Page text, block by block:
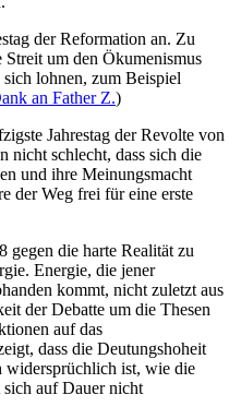
der Reformation an. Zu
um den Ökumenismus
lohnen, zum Beispiel
an Father Z.)
Jahrestag der Revolte von
nicht schlecht, dass sich die
und ihre Meinungsmacht
der Weg frei für eine erste
gegen die harte Realität zu
Energie, die jener
kommt, nicht zuletzt aus
der Debatte um die Thesen
auf das
dass die Deutungshoheit
widersprüchlich ist, wie die
auf Dauer nicht